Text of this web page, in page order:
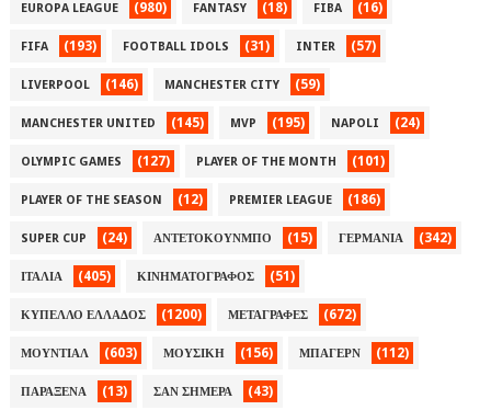
EUROPA LEAGUE (980) FANTASY (18) FIBA (16)
FIFA (193) FOOTBALL IDOLS (31) INTER (57)
LIVERPOOL (146) MANCHESTER CITY (59)
MANCHESTER UNITED (145) MVP (195) NAPOLI (24)
OLYMPIC GAMES (127) PLAYER OF THE MONTH (101)
PLAYER OF THE SEASON (12) PREMIER LEAGUE (186)
SUPER CUP (24) ΑΝΤΕΤΟΚΟΥΝΜΠΟ (15) ΓΕΡΜΑΝΙΑ (342)
ΙΤΑΛΙΑ (405) ΚΙΝΗΜΑΤΟΓΡΑΦΟΣ (51)
ΚΥΠΕΛΛΟ ΕΛΛΑΔΟΣ (1200) ΜΕΤΑΓΡΑΦΕΣ (672)
ΜΟΥΝΤΙΑΛ (603) ΜΟΥΣΙΚΗ (156) ΜΠΑΓΕΡΝ (112)
ΠΑΡΑΞΕΝΑ (13) ΣΑΝ ΣΗΜΕΡΑ (43)